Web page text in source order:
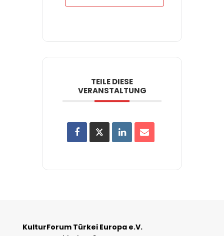
TEILE DIESE
VERANSTALTUNG
KulturForum Türkei Europa e.V.